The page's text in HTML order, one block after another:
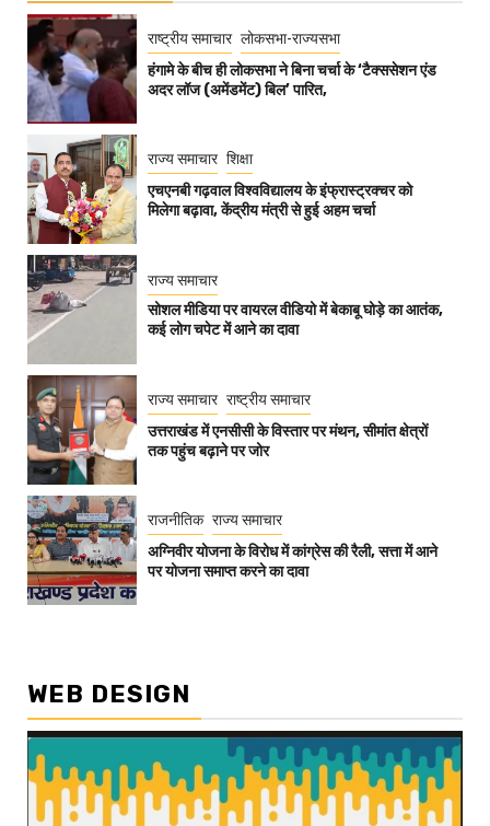
राष्ट्रीय समाचार लोकसभा-राज्यसभा
हंगामे के बीच ही लोकसभा ने बिना चर्चा के ‘टैक्ससेशन एंड
अदर लॉज (अमेंडमेंट) बिल’ पारित,
राज्य समाचार शिक्षा
एचएनबी गढ़वाल विश्वविद्यालय के इंफ्रास्ट्रक्चर को
मिलेगा बढ़ावा, केंद्रीय मंत्री से हुई अहम चर्चा
राज्य समाचार
सोशल मीडिया पर वायरल वीडियो में बेकाबू घोड़े का आतंक,
कई लोग चपेट में आने का दावा
राज्य समाचार राष्ट्रीय समाचार
उत्तराखंड में एनसीसी के विस्तार पर मंथन, सीमांत क्षेत्रों
तक पहुंच बढ़ाने पर जोर
राजनीतिक राज्य समाचार
अग्निवीर योजना के विरोध में कांग्रेस की रैली, सत्ता में आने
पर योजना समाप्त करने का दावा
WEB DESIGN